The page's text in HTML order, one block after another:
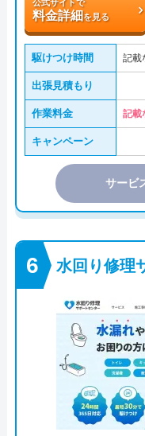
公式サイトで
料金詳細を見る
駆けつけ時間 記載
出張見積もり
作業料金 記載
キャンペーン
サービ
水回り修理